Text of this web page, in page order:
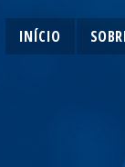
INÍCIO